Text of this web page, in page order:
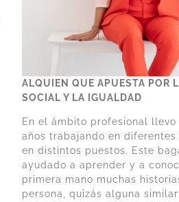
ALQUIEN QUE APUESTA POR
SOCIAL Y LA IGUALDAD
En el ámbito profesional
años trabajando en diferentes
en distintos puestos. Este
ayudado a aprender y a
primera mano muchas
persona, quizás alguna